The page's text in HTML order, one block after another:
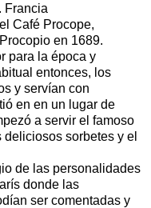
Francia
Café Procope,
en 1689.
para la época y
entonces, los
y servían con
en en un lugar de
a servir el famoso
sorbetes y el
de las personalidades
donde las
ser comentadas y